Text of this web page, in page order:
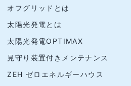
オフグリッドとは
太陽光発電とは
太陽光発電OPTIMAX
見守り装置付きメンテナンス
ZEH ゼロエネルギーハウス